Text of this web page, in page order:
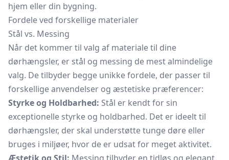
hjem eller din bygning.
Fordele ved forskellige materialer
Stål vs. Messing
Når det kommer til valg af materiale til dine
dørhængsler, er stål og messing de mest almindelige
valg. De tilbyder begge unikke fordele, der passer til
forskellige anvendelser og æstetiske præferencer:
Styrke og Holdbarhed: Stål er kendt for sin
exceptionelle styrke og holdbarhed. Det er ideelt til
dørhængsler, der skal understøtte tunge døre eller
bruges i miljøer, hvor de er udsat for meget aktivitet.